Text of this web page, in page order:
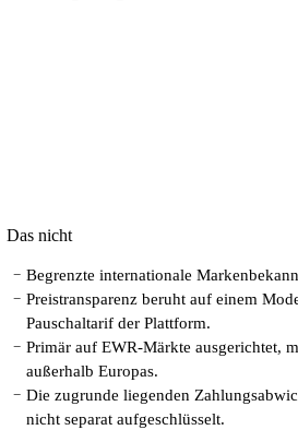
Das nicht
− Begrenzte internationale
− Preistransparenz beruht auf einem
Pauschaltarif der Plattform.
− Primär auf EWR-Märkte ausgerichtet,
außerhalb Europas.
− Die zugrunde liegenden
nicht separat aufgeschlüsselt.